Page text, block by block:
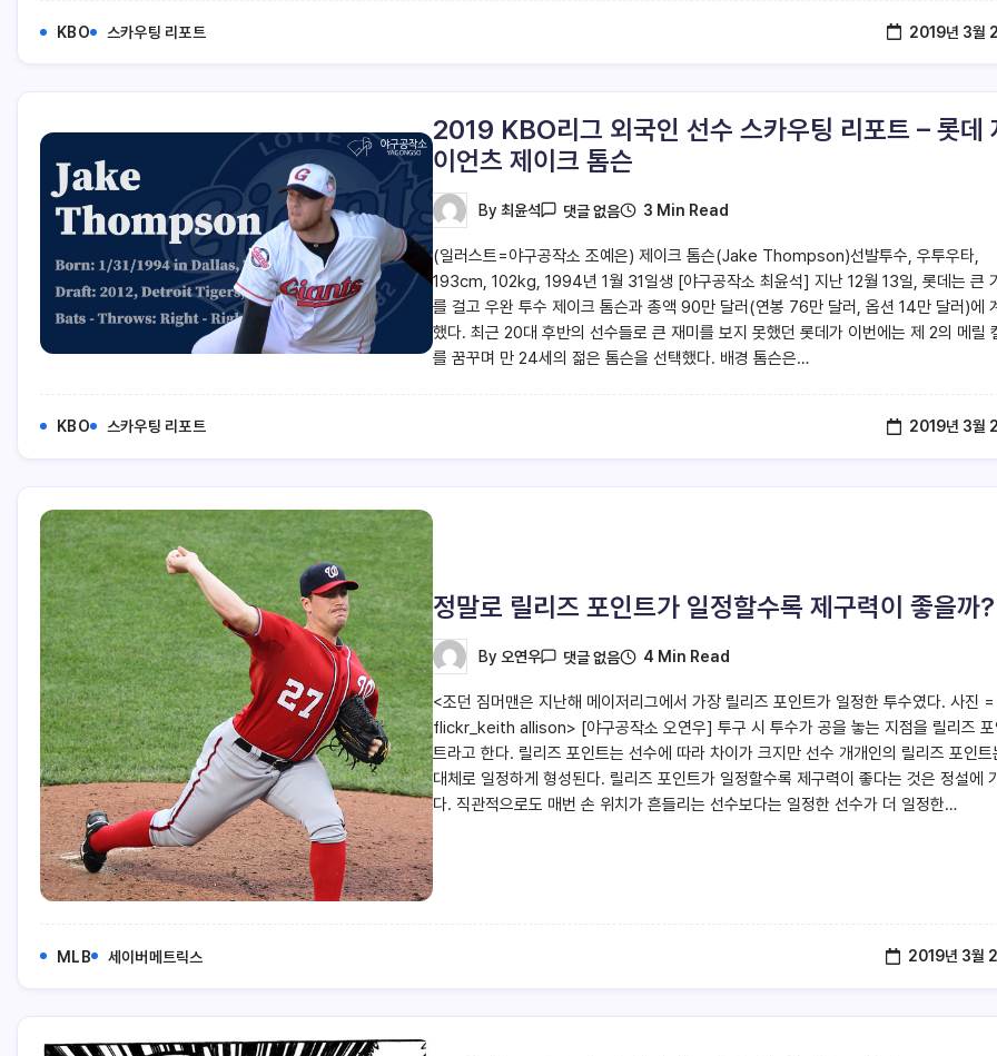
KBO 스카우팅 리포트 2019년 3월
2019 KBO리그 외국인 선수 스카우팅 리포트 – 롯데
이언츠 제이크 톰슨
By 최윤석 댓글 없음 3 Min Read
(일러스트=야구공작소 조예은) 제이크 톰슨(Jake Thompson)선발투수, 우투우타,
193cm, 102kg, 1994년 1월 31일생 [야구공작소 최윤석] 지난 12월 13일, 롯데는 큰
를 걸고 우완 투수 제이크 톰슨과 총액 90만 달러(연봉 76만 달러, 옵션 14만 달러)에
했다. 최근 20대 후반의 선수들로 큰 재미를 보지 못했던 롯데가 이번에는 제 2의 메릴
를 꿈꾸며 만 24세의 젊은 톰슨을 선택했다. 배경 톰슨은…
KBO 스카우팅 리포트 2019년 3월
정말로 릴리즈 포인트가 일정할수록 제구력이 좋을까?
By 오연우 댓글 없음 4 Min Read
<조던 짐머맨은 지난해 메이저리그에서 가장 릴리즈 포인트가 일정한 투수였다. 사진 =
flickr_keith allison> [야구공작소 오연우] 투구 시 투수가 공을 놓는 지점을 릴리즈 포
트라고 한다. 릴리즈 포인트는 선수에 따라 차이가 크지만 선수 개개인의 릴리즈 포인트
대체로 일정하게 형성된다. 릴리즈 포인트가 일정할수록 제구력이 좋다는 것은 정설에
다. 직관적으로도 매번 손 위치가 흔들리는 선수보다는 일정한 선수가 더 일정한…
MLB 세이버메트릭스 2019년 3월